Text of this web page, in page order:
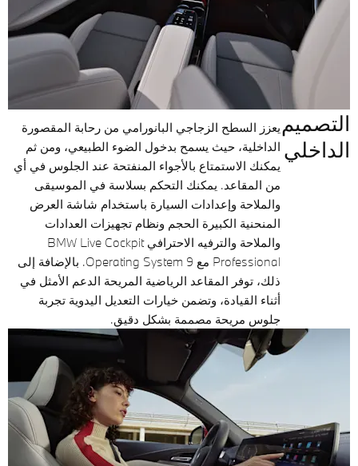
التصميم
الداخلي
يعزز السطح الزجاجي البانورامي من رحابة المقصورة
الداخلية، حيث يسمح بدخول الضوء الطبيعي، ومن ثم
يمكنك الاستمتاع بالأجواء المنفتحة عند الجلوس في أي
من المقاعد. يمكنك التحكم بسلاسة في الموسيقى
والملاحة وإعدادات السيارة باستخدام شاشة العرض
المنحنية الكبيرة الحجم ونظام تجهيزات العدادات
والملاحة والترفيه الاحترافي BMW Live Cockpit
Professional مع Operating System 9. بالإضافة إلى
ذلك، توفر المقاعد الرياضية المريحة الدعم الأمثل في
أثناء القيادة، وتضمن خيارات التعديل اليدوية تجربة
جلوس مريحة مصممة بشكل دقيق.